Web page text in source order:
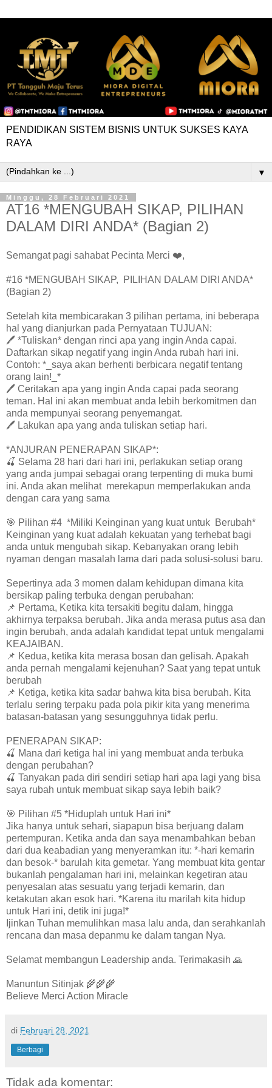
PENDIDIKAN SISTEM BISNIS UNTUK SUKSES KAYA
RAYA
▼
Minggu, 28 Februari 2021
AT16 *MENGUBAH SIKAP, PILIHAN
DALAM DIRI ANDA* (Bagian 2)
Semangat pagi sahabat Pecinta Merci ❤️,
#16 *MENGUBAH SIKAP, PILIHAN DALAM DIRI ANDA*
(Bagian 2)
Setelah kita membicarakan 3 pilihan pertama, ini beberapa
hal yang dianjurkan pada Pernyataan TUJUAN:
🖊️ *Tuliskan* dengan rinci apa yang ingin Anda capai.
Daftarkan sikap negatif yang ingin Anda rubah hari ini.
Contoh: *_saya akan berhenti berbicara negatif tentang
orang lain!_*
🖊️ Ceritakan apa yang ingin Anda capai pada seorang
teman. Hal ini akan membuat anda lebih berkomitmen dan
anda mempunyai seorang penyemangat.
🖊️ Lakukan apa yang anda tuliskan setiap hari.
*ANJURAN PENERAPAN SIKAP*:
🍒 Selama 28 hari dari hari ini, perlakukan setiap orang
yang anda jumpai sebagai orang terpenting di muka bumi
ini. Anda akan melihat merekapun memperlakukan anda
dengan cara yang sama
🎯 Pilihan #4 *Miliki Keinginan yang kuat untuk Berubah*
Keinginan yang kuat adalah kekuatan yang terhebat bagi
anda untuk mengubah sikap. Kebanyakan orang lebih
nyaman dengan masalah lama dari pada solusi-solusi baru.
Sepertinya ada 3 momen dalam kehidupan dimana kita
bersikap paling terbuka dengan perubahan:
📌 Pertama, Ketika kita tersakiti begitu dalam, hingga
akhirnya terpaksa berubah. Jika anda merasa putus asa dan
ingin berubah, anda adalah kandidat tepat untuk mengalami
KEAJAIBAN.
📌 Kedua, ketika kita merasa bosan dan gelisah. Apakah
anda pernah mengalami kejenuhan? Saat yang tepat untuk
berubah
📌 Ketiga, ketika kita sadar bahwa kita bisa berubah. Kita
terlalu sering terpaku pada pola pikir kita yang menerima
batasan-batasan yang sesungguhnya tidak perlu.
PENERAPAN SIKAP:
🍒 Mana dari ketiga hal ini yang membuat anda terbuka
dengan perubahan?
🍒 Tanyakan pada diri sendiri setiap hari apa lagi yang bisa
saya rubah untuk membuat sikap saya lebih baik?
🎯 Pilihan #5 *Hiduplah untuk Hari ini*
Jika hanya untuk sehari, siapapun bisa berjuang dalam
pertempuran. Ketika anda dan saya menambahkan beban
dari dua keabadian yang menyeramkan itu: *-hari kemarin
dan besok-* barulah kita gemetar. Yang membuat kita gentar
bukanlah pengalaman hari ini, melainkan kegetiran atau
penyesalan atas sesuatu yang terjadi kemarin, dan
ketakutan akan esok hari. *Karena itu marilah kita hidup
untuk Hari ini, detik ini juga!*
Ijinkan Tuhan memulihkan masa lalu anda, dan serahkanlah
rencana dan masa depanmu ke dalam tangan Nya.
Selamat membangun Leadership anda. Terimakasih 🙏
Manuntun Sitinjak 🌾🌾🌾
Believe Merci Action Miracle
di Februari 28, 2021
Berbagi
Tidak ada komentar: